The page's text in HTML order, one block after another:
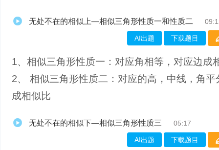
无处不在的相似上—相似三角形性质一和性质二
AI出题 下载题目
1、相似三角形性质一：对应角相等，对应边成
2、 相似三角形性质二：对应的高，中线，角平
成相似比
无处不在的相似下—相似三角形性质三 05:17
AI出题 下载题目